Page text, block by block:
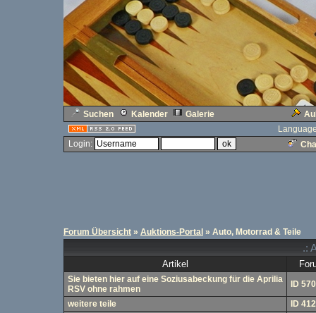
Suchen Kalender Galerie
Login:
Forum Übersicht » Auktions-Portal » Auto, Motorrad & Teile
.:
Artikel
Sie bieten hier auf eine Soziusabeckung für die Aprilia
RSV ohne rahmen
ID
weitere teile
ID